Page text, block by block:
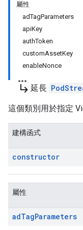
屬性
adTagParameters
apiKey
authToken
customAssetKey
enableNonce
subdirectory_arrow_right 延長
這個類別用於指定
建構函式
constructor
屬性
adTagParameters